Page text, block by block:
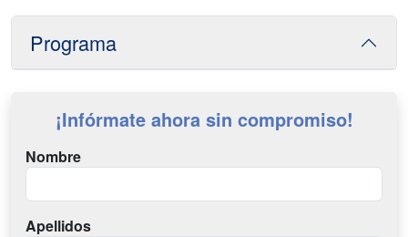
Programa
¡Infórmate ahora sin compromiso!
Nombre
Apellidos